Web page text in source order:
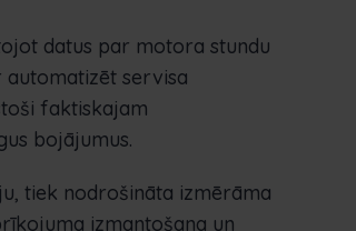
datus par motora stundu
automatizēt servisa
faktiskajam
bojājumus.
tiek nodrošināta izmērāma
izmantošana un